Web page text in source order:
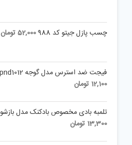
چسب پازل جیتو کد 988 52,000تومان
فیجت ضد استرس مدل گوجه pnd1012
12,100 تومان
تلمبه بادی مخصوص بادکنک مدل بازشو
13,300 تومان